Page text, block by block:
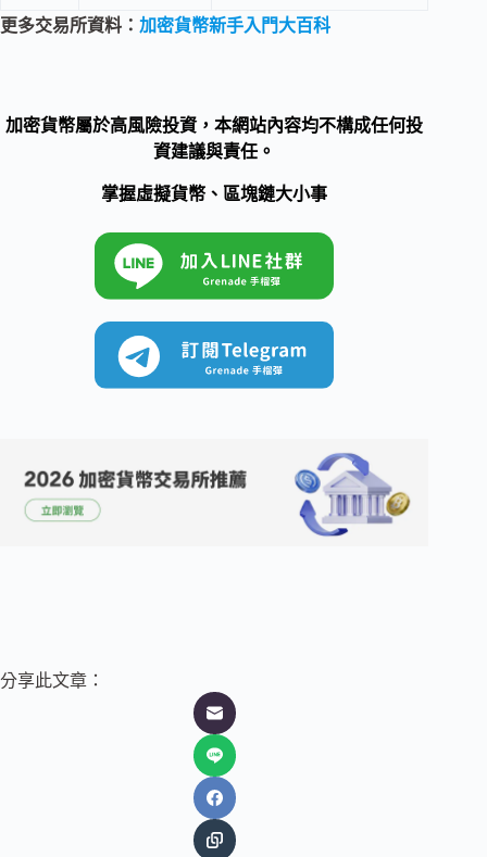
更多交易所資料： 加密貨幣新手入門大百科
加密貨幣屬於高風險投資，本網站內容均不構成任何投
資建議與責任。
掌握虛擬貨幣、區塊鏈大小事
分享此文章：